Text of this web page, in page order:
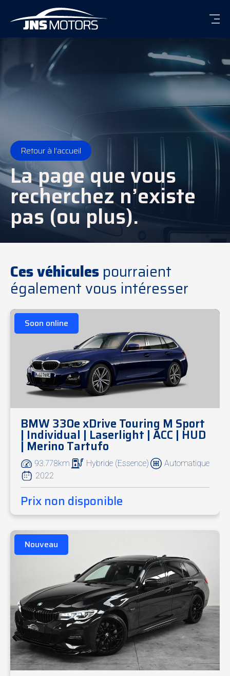
Retour à l’accueil
La page que vous
recherchez n’existe
pas (ou plus).
Ces véhicules pourraient
également vous intéresser
Soon online
BMW 330e xDrive Touring M Sport
| Individual | Laserlight | ACC | HUD
| Merino Tartufo
93.778km Hybride (Essence)
Automatique
2022
Prix non disponible
Nouveau